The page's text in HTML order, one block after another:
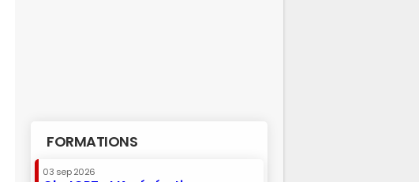
FORMATIONS
03 sep 2026